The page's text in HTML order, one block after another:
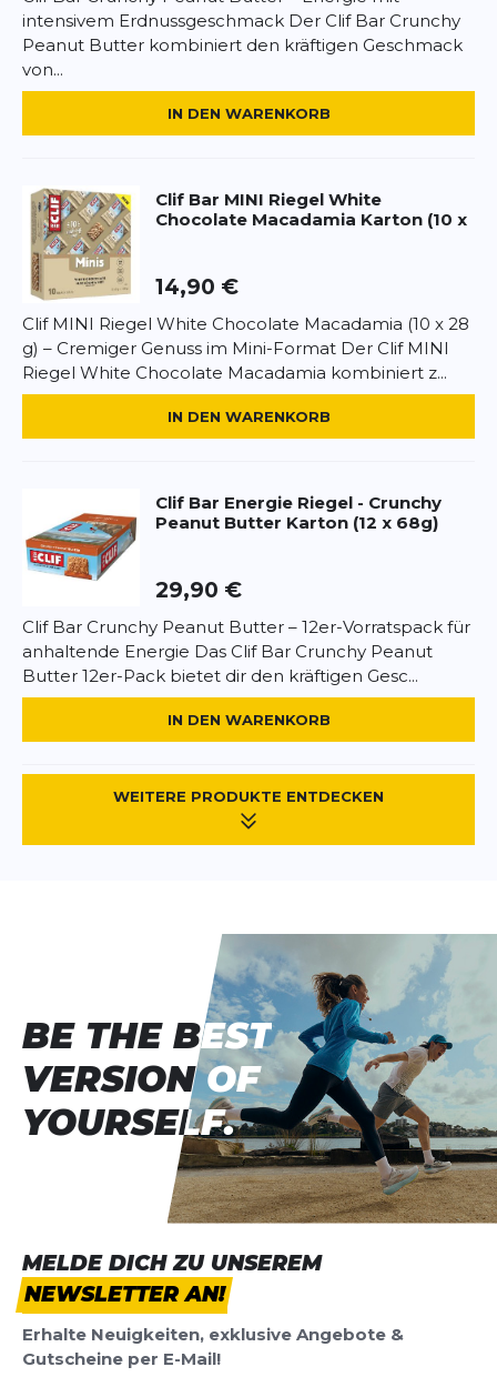
Sojaproteinisolat, Rohrzucker*, Erdnussbutter*
(Erdnüsse*, Meersalz), Sojamehl, Reissirup*,
Erdnüsse*, Sonnenblumenöl*, Reissirupfeststoffe*,
Energie: 479 kJ / 114 kcal
Fett: 3,5 g – davon gesättigt: 0,5 g
Kohlenhydrate: 17 g – davon Zucker: 7 g
Eiweiß: 4 g
Ballaststoffe: 2 g
Salz: 0,14 g
Anwendung:Perfekt als Snack vor oder nach dem
Training oder unterwegs.
Allergenhinweise:Enthält Erdnüsse, Soja und
Hafer. Kann Spuren von Milch und anderen
*Pflichtfelder
Google.
intensivem Erdnussgeschmack Der Clif Bar Crunchy
Peanut Butter kombiniert den kräftigen Geschmack
von...
IN DEN WARENKORB
Clif Bar MINI Riegel White
Chocolate Macadamia Karton (10 x
14,90 €
Clif MINI Riegel White Chocolate Macadamia (10 x 28
g) – Cremiger Genuss im Mini-Format Der Clif MINI
Riegel White Chocolate Macadamia kombiniert z...
IN DEN WARENKORB
Clif Bar Energie Riegel - Crunchy
Peanut Butter Karton (12 x 68g)
29,90 €
Clif Bar Crunchy Peanut Butter – 12er-Vorratspack für
anhaltende Energie Das Clif Bar Crunchy Peanut
Butter 12er-Pack bietet dir den kräftigen Gesc...
IN DEN WARENKORB
WEITERE PRODUKTE ENTDECKEN
MELDE DICH ZU UNSEREM
NEWSLETTER AN!
Erhalte Neuigkeiten, exklusive Angebote &
Gutscheine per E-Mail!
BE THE BEST
VERSION OF
YOURSELF.
BE THE BEST
VERSION OF
YOURSELF.